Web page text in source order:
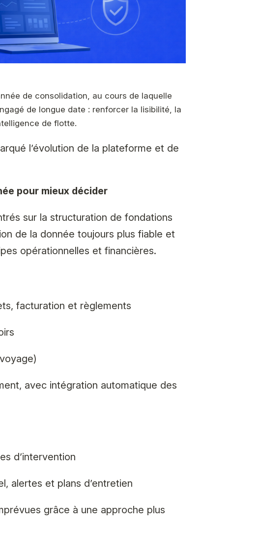
de consolidation, au cours de laquelle
de longue date : renforcer la lisibilité, la
de flotte.
l’évolution de la plateforme et de
pour mieux décider
sur la structuration de fondations
de la donnée toujours plus fiable et
opérationnelles et financières.
facturation et règlements
avec intégration automatique des
d’intervention
alertes et plans d’entretien
grâce à une approche plus